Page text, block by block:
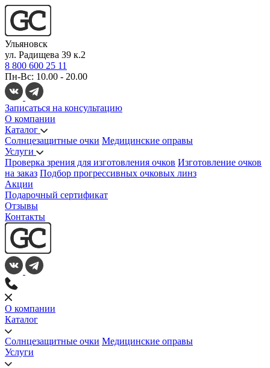
Ульяновск
ул. Радищева 39 к.2
8 800 600 25 11
Пн-Вс: 10.00 - 20.00
Записаться на консультацию
О компании
Каталог
Солнцезащитные очки Медицинские оправы
Услуги
Проверка зрения для изготовления очков Изготовление очков
на заказ Подбор прогрессивных очковых линз
Акции
Подарочный сертификат
Отзывы
Контакты
О компании
Каталог
Солнцезащитные очки Медицинские оправы
Услуги